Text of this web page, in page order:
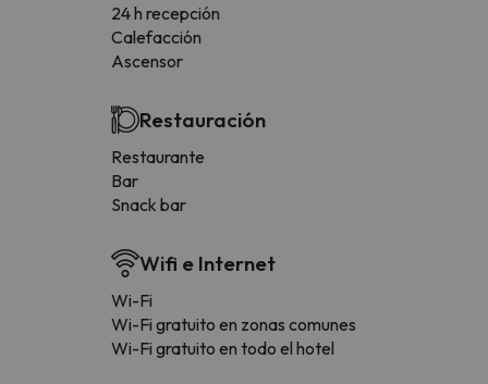
24 h recepción
Calefacción
Ascensor
Restauración
Restaurante
Bar
Snack bar
Wifi e Internet
Wi-Fi
Wi-Fi gratuito en zonas comunes
Wi-Fi gratuito en todo el hotel